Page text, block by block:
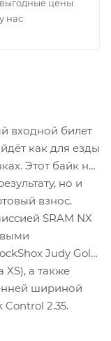
цены
нас
входной билет
как для езды
Этот байк не
но и
взнос.
SRAM NX
Judy Gold
а также
шириной
2.35.